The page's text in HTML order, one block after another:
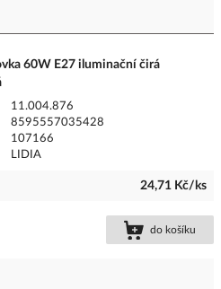
60W E27 iluminační čirá
11.004.876
8595557035428
107166
LIDIA
24,71 Kč/ks
do košíku